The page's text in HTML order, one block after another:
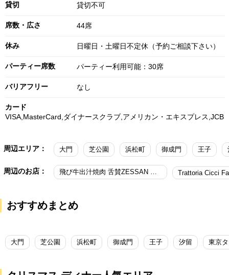
貸切 貸切不可
席数・広さ 44席
休み 日曜日・土曜日不定休（予約ご相談下さい）
パーティー席数 パーティー利用可能：30席
バリアフリー なし
カード
VISA,MasterCard,ダイナースクラブ,アメリカン・エキスプレス,JCB
周辺エリア： 大門 芝公園 浜松町 御成門 王子
周辺のお店： 飛び牛出汁焼肉 舌賛ZESSAN GEMS大門店 Trattoria Cicci
おすすめまとめ
大門 芝公園 浜松町 御成門 王子 汐留 東京